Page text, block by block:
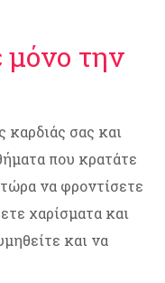
μόνο την
καρδιάς σας και
που κρατάτε
να φροντίσετε
χαρίσματα και
και να